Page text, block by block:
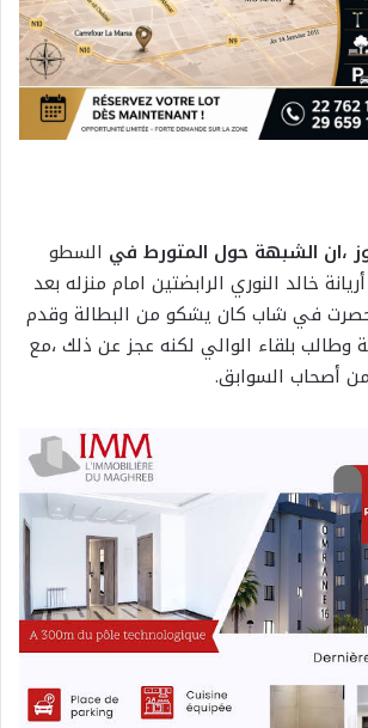
،ان الشبهة حول المتورط في السطو
خالد النوري الرابضتين امام منزله بعد
في شاب كان يشكو من البطالة وقدم
وطالب بلقاء الوالي لكنه عجز عن ذلك ،مع
أصحاب السوابق.